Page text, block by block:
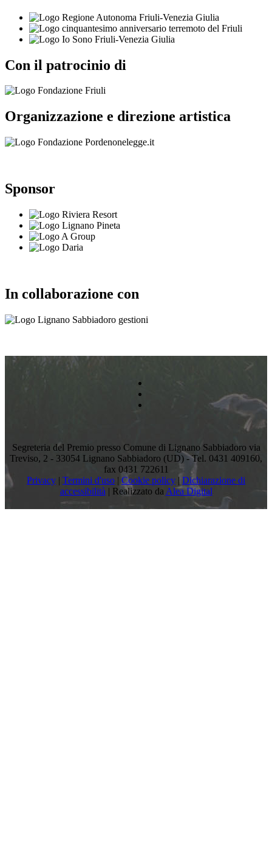
Con il patrocinio di
Organizzazione e direzione artistica
Sponsor
In collaborazione con
Segreteria del Premio presso Comune di Lignano Sabbiadoro via
Treviso, 2 - 33054 Lignano Sabbiadoro (UD) - Tel. 0431 409160,
fax 0431 722611
Privacy | Termini d'uso | Cookie policy | Dichiarazione di
accessibilità | Realizzato da Alea Digital